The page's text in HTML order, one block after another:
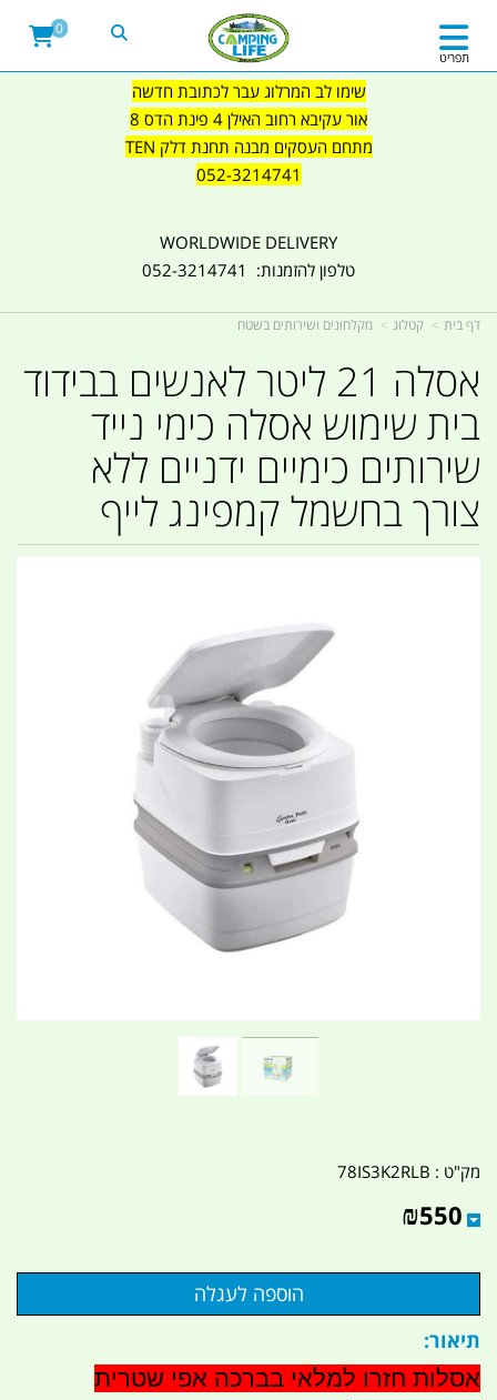
שימו לב המרלוג עבר לכתובת חדשה
אור עקיבא רחוב האילן 4 פינת הדס 8
מתחם העסקים מבנה תחנת דלק TEN
052-3214741
WORLDWIDE DELIVERY
טלפון להזמנות: 052-3214741
תפריט
0
דף בית קטלוג מקלחונים ושירותים בשטח
אסלה 21 ליטר לאנשים בבידוד
בית שימוש אסלה כימי נייד
שירותים כימיים ידניים ללא
צורך בחשמל קמפינג לייף
מק"ט : 78IS3K2RLB
₪550
תיאור:
אסלות חזרו למלאי בברכה אפי שטרית